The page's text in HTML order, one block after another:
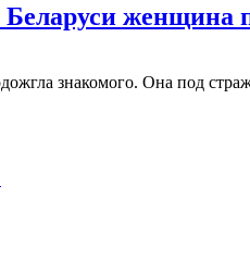
женщина
знакомого. Она под